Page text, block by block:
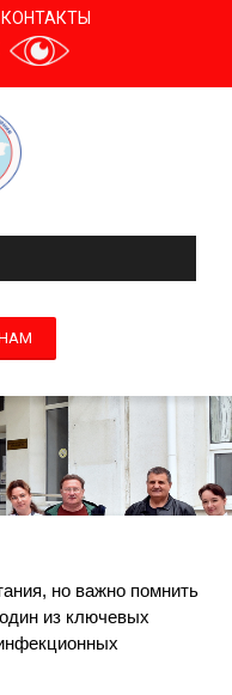
КОНТАКТЫ
но важно помнить
из ключевых